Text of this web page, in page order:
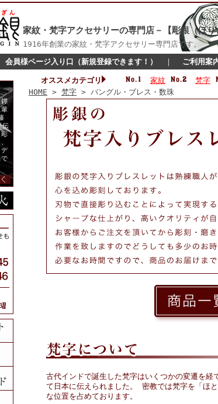
家紋・梵字アクセサリーの専門店－【彫銀（ほ
1916年創業の家紋・梵字アクセサリー専門店です。
会員様ページ入り口（新規登録できます！） ｜ ご利用案
オススメカテゴリ 家紋 梵字
HOME > 梵字 > バングル・ブレス・数珠
古代インドで誕生した梵字はいくつかの変遷を
て日本に伝えられました。 密教では梵字を「ほ
な位置を占めております。